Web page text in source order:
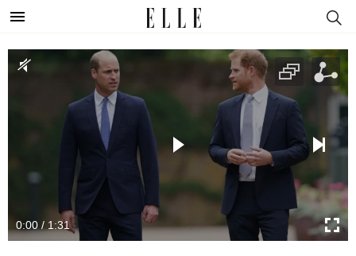
0:00 / 1:31